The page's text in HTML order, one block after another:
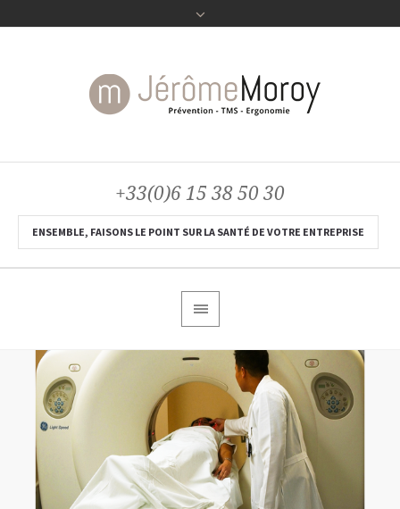
+33(0)6 15 38 50 30
ENSEMBLE, FAISONS LE POINT SUR LA SANTÉ DE VOTRE ENTREPRISE